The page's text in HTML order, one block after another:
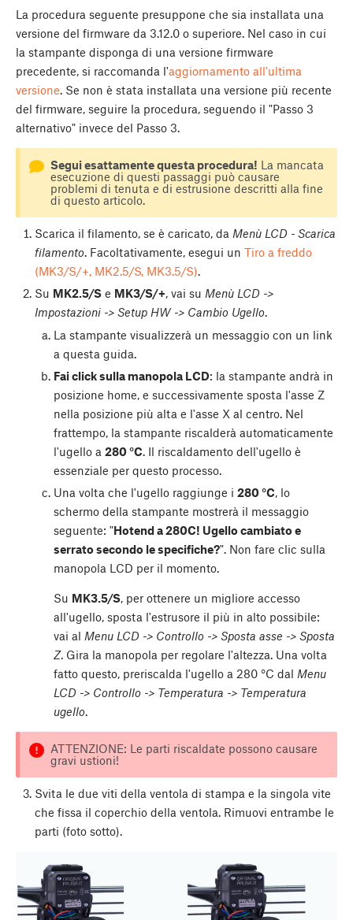
La procedura seguente presuppone che sia installata una
versione del firmware da 3.12.0 o superiore. Nel caso in cui
la stampante disponga di una versione firmware
precedente, si raccomanda l'aggiornamento all'ultima
versione. Se non è stata installata una versione più recente
del firmware, seguire la procedura, seguendo il "Passo 3
alternativo" invece del Passo 3.
Segui esattamente questa procedura! La mancata
esecuzione di questi passaggi può causare
problemi di tenuta e di estrusione descritti alla fine
di questo articolo.
Scarica il filamento, se è caricato, da Menù LCD - Scarica
filamento. Facoltativamente, esegui un Tiro a freddo
(MK3/S/+, MK2.5/S, MK3.5/S).
Su MK2.5/Se MK3/S/+, vai su Menù LCD ->
Impostazioni -> Setup HW -> Cambio Ugello.
La stampante visualizzerà un messaggio con un link
a questa guida.
Fai click sulla manopola LCD: la stampante andrà in
posizione home, e successivamente sposta l'asse Z
nella posizione più alta e l'asse X al centro. Nel
frattempo, la stampante riscalderà automaticamente
l'ugello a 280 °C. Il riscaldamento dell'ugello è
essenziale per questo processo.
Una volta che l'ugello raggiunge i 280 °C, lo
schermo della stampante mostrerà il messaggio
seguente: "Hotend a 280C! Ugello cambiato e
serrato secondo le specifiche?". Non fare clic sulla
manopola LCD per il momento.
Su MK3.5/S, per ottenere un migliore accesso
all'ugello, sposta l'estrusore il più in alto possibile:
vai al Menu LCD -> Controllo -> Sposta asse -> Sposta
Z. Gira la manopola per regolare l'altezza. Una volta
fatto questo, preriscalda l'ugello a 280 °C dal Menu
LCD -> Controllo -> Temperatura -> Temperatura
ugello.
ATTENZIONE: Le parti riscaldate possono causare
gravi ustioni!
Svita le due viti della ventola di stampa e la singola vite
che fissa il coperchio della ventola. Rimuovi entrambe le
parti (foto sotto).